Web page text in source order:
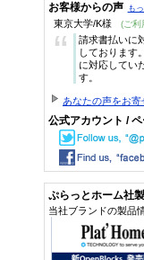
お客様からの声 も
東京大学/K様 (ご利
“
請求書払いに
しております
に対応してい
す。
あなたの声をお寄
公式アカウント /
ぷらっとホーム社
当社ブランドの製品